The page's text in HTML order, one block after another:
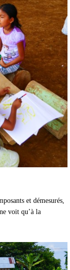
et démesurés,
voit qu’à la